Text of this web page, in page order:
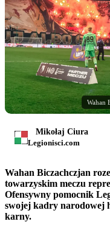
Wahan
Mikołaj Ciura
Legionisci.com
Wahan Biczachczjan
towarzyskim meczu
Ofensywny pomocnik
swojej kadry narodowej
karny.